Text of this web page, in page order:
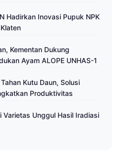
Hadirkan Inovasi Pupuk NPK
Kementan Dukung
Ayam ALOPE UNHAS-1
Kutu Daun, Solusi
Produktivitas
Varietas Unggul Hasil Iradiasi